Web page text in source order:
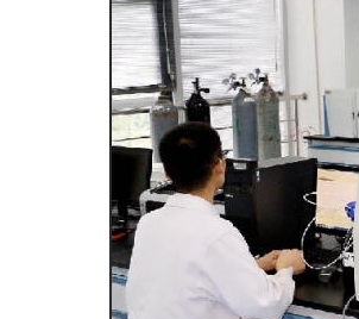
金微纳米荣获“国家高新技术企